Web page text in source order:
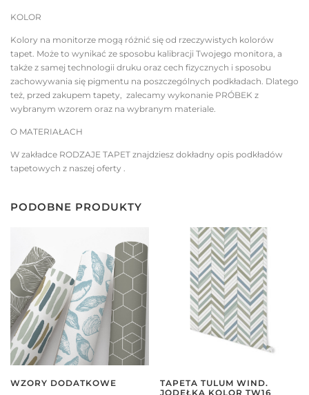
KOLOR
Kolory na monitorze mogą różnić się od rzeczywistych kolorów
tapet. Może to wynikać ze sposobu kalibracji Twojego monitora, a
także z samej technologii druku oraz cech fizycznych i sposobu
zachowywania się pigmentu na poszczególnych podkładach. Dlatego
też, przed zakupem tapety, zalecamy wykonanie PRÓBEK z
wybranym wzorem oraz na wybranym materiale.
O MATERIAŁACH
W zakładce RODZAJE TAPET znajdziesz dokładny opis podkładów
tapetowych z naszej oferty .
PODOBNE PRODUKTY
WZORY DODATKOWE
TAPETA TULUM WIND.
JODEŁKA KOLOR TW16